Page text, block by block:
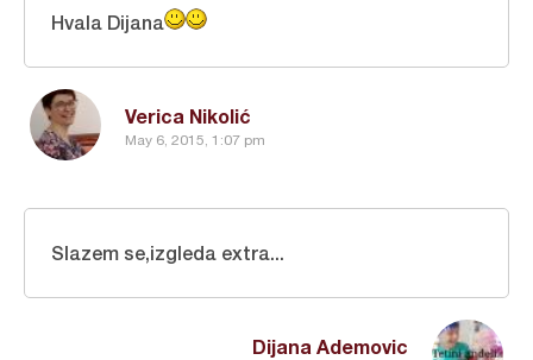
Verica Nikolić
May 6, 2015, 1:07 pm
Hvala Dijana
Dijana Ademovic
Slazem se,izgleda extra...